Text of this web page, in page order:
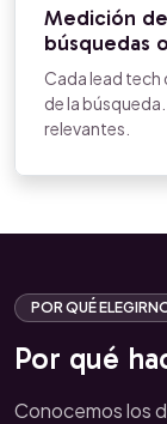
Medición
búsquedas
Cada lead tech
de la
relevantes.
POR QUÉ
Por qué
Conocemos los